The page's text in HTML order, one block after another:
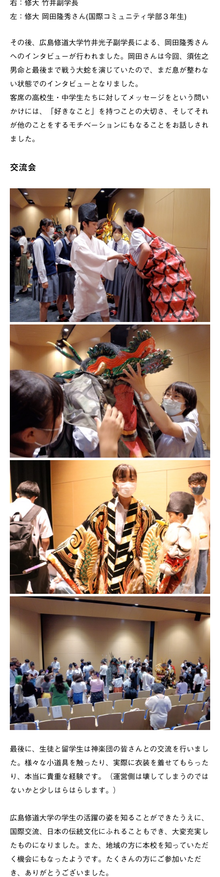
右：修大 竹井副学長
左：修大 岡田隆秀さん(国際コミュニティ学部３年生)
その後、広島修道大学竹井光子副学長による、岡田隆秀さん
へのインタビューが行われました。岡田さんは今回、須佐之
男命と最後まで戦う大蛇を演じていたので、まだ息が整わな
い状態でのインタビューとなりました。
客席の高校生・中学生たちに対してメッセージをという問い
かけには、「好きなこと」を持つことの大切さ、そしてそれ
が他のことをするモチベーションにもなることをお話しされ
ました。
交流会
最後に、生徒と留学生は神楽団の皆さんとの交流を行いまし
た。様々な小道具を触ったり、実際に衣装を着せてもらった
り、本当に貴重な経験です。（運営側は壊してしまうのでは
ないかと少しはらはらします。）
広島修道大学の学生の活躍の姿を知ることができたうえに、
国際交流、日本の伝統文化にふれることもでき、大変充実し
たものになりました。また、地域の方に本校を知っていただ
く機会にもなったようです。たくさんの方にご参加いただ
き、ありがとうございました。